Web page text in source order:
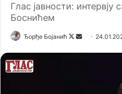
Глас јавности: интервју
Боснићем
Ђорђе Бојанић
F